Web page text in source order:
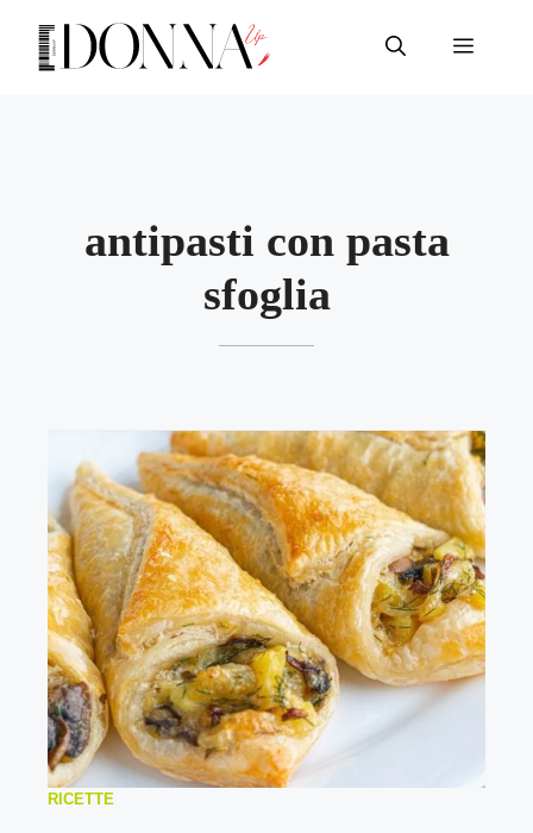
contenuto
Menu
antipasti con pasta
sfoglia
RICETTE